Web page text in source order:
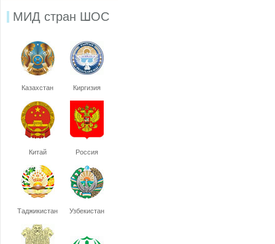
МИД стран ШОС
Казахстан Киргизия
Китай Россия
Таджикистан Узбекистан